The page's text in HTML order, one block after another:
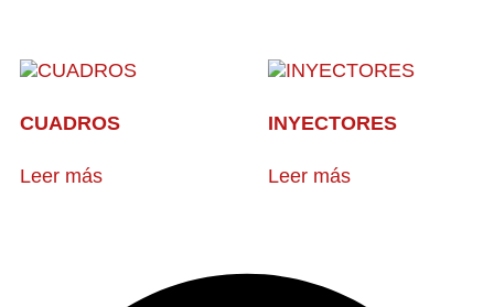
CUADROS
Leer más
INYECTORES
Leer más